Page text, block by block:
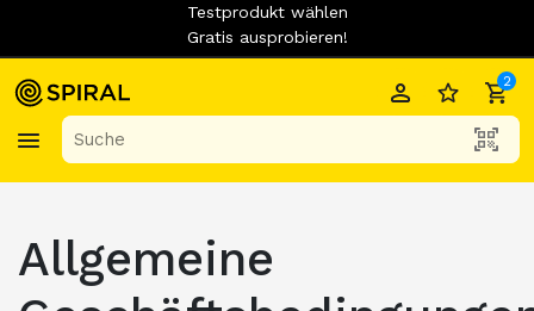
Testprodukt wählen
Gratis ausprobieren!
2
Allgemeine